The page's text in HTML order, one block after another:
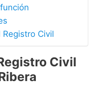
Civil
Civil